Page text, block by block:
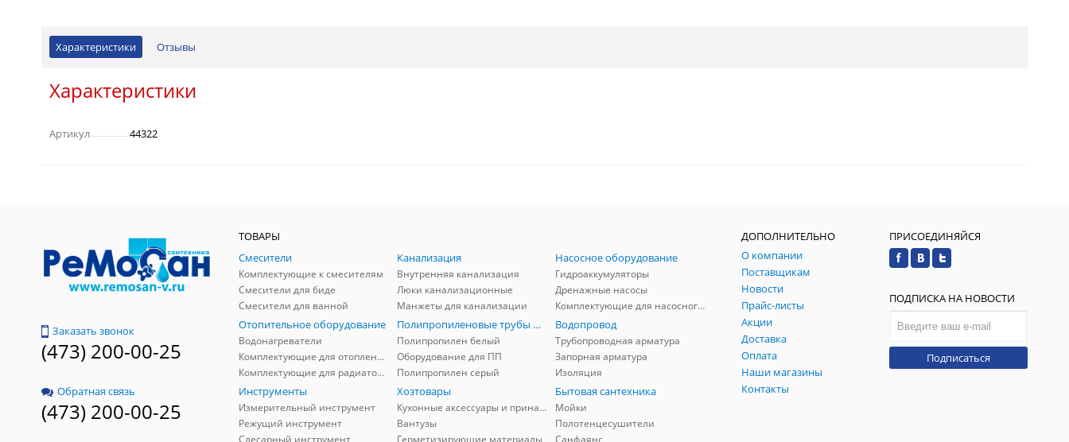
Характеристики Отзывы
Характеристики
Артикул 44322
Заказать звонок
(473) 200-00-25
Обратная связь
(473) 200-00-25
ТОВАРЫ
Смесители
Комплектующие к смесителям
Смесители для биде
Смесители для ванной
Канализация
Внутренняя канализация
Люки канализационные
Манжеты для канализации
Насосное оборудование
Гидроаккумуляторы
Дренажные насосы
Комплектующие для насосного оборудования
Отопительное оборудование
Водонагреватели
Комплектующие для отопления
Комплектующие для радиаторов
Полипропиленовые трубы и фитинги
Полипропилен белый
Оборудование для ПП
Полипропилен серый
Водопровод
Трубопроводная арматура
Запорная арматура
Изоляция
Инструменты
Измерительный инструмент
Режущий инструмент
Слесарный инструмент
Хозтовары
Кухонные аксессуары и принадлежности
Вантузы
Герметизирующие материалы
Бытовая сантехника
Мойки
Полотенцесушители
Санфаянс
ДОПОЛНИТЕЛЬНО
О компании
Поставщикам
Новости
Прайс-листы
Акции
Доставка
Оплата
Наши магазины
Контакты
ПРИСОЕДИНЯЙСЯ
ПОДПИСКА НА НОВОСТИ
Подписаться